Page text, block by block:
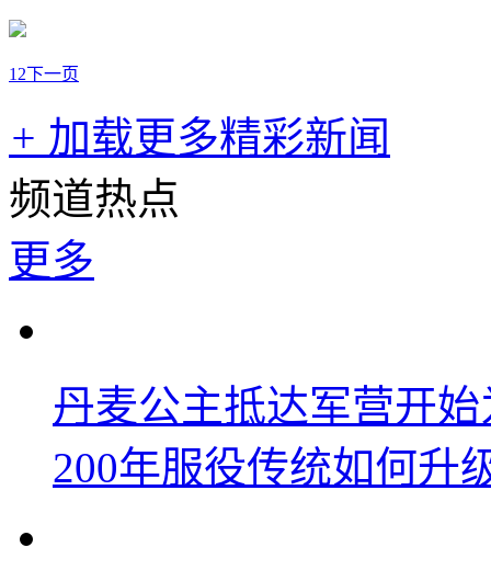
1 2下一页
+ 加载更多精彩新闻
频道热点
更多
丹麦公主抵达军营开
200年服役传统如何升